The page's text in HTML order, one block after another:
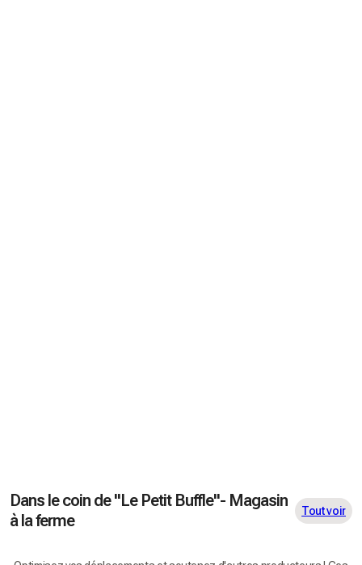
Dans le coin de "Le Petit Buffle"- Magasin
à la ferme
Tout voir